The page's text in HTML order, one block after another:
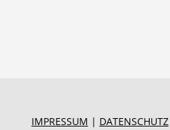
IMPRESSUM | DATENSCHUTZ